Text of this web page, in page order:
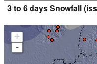
3 to 6 days Snowfall
+
-